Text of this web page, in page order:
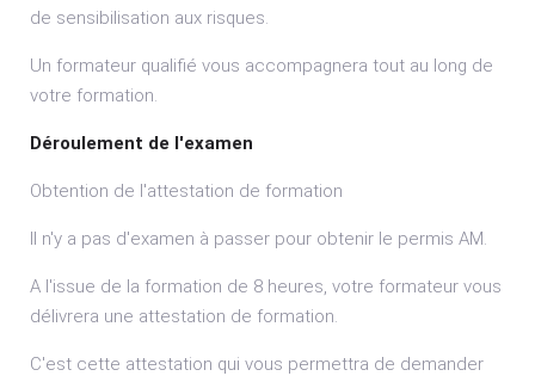
de sensibilisation aux risques.
Un formateur qualifié vous accompagnera tout au long de
votre formation.
Déroulement de l'examen
Obtention de l'attestation de formation
Il n'y a pas d'examen à passer pour obtenir le permis AM.
A l'issue de la formation de 8 heures, votre formateur vous
délivrera une attestation de formation.
C'est cette attestation qui vous permettra de demander